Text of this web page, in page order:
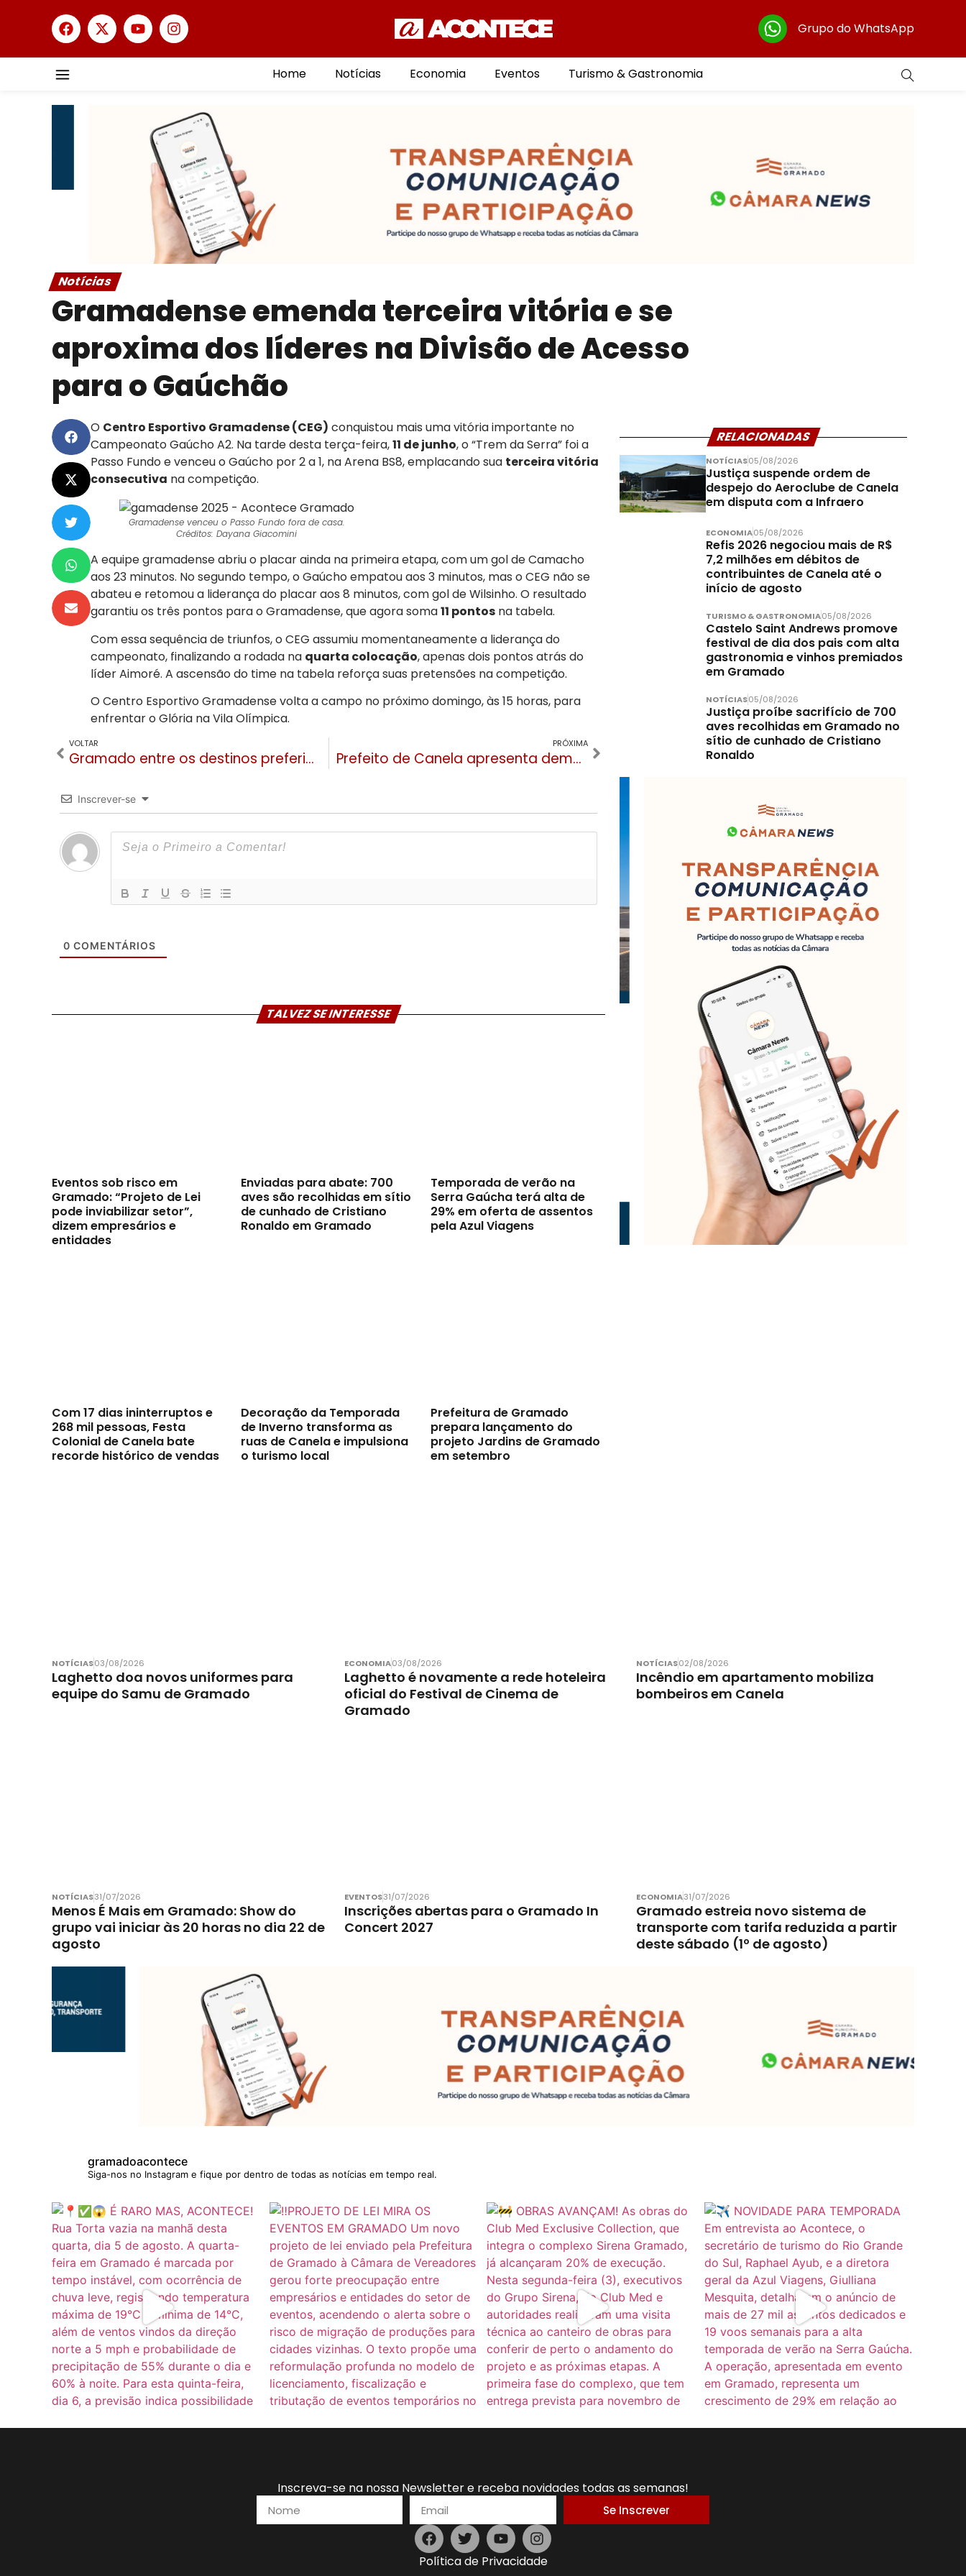
Grupo do WhatsApp
Home Notícias Economia Eventos Turismo & Gastronomia
Notícias
Gramadense emenda terceira vitória e se
aproxima dos líderes na Divisão de Acesso
para o Gaúchão
O Centro Esportivo Gramadense (CEG) conquistou mais uma vitória importante no
Campeonato Gaúcho A2. Na tarde desta terça-feira,11 de junho, o “Trem da Serra” foi a
Passo Fundo e venceu o Gaúcho por 2 a 1, na Arena BS8, emplacando sua terceira vitória
consecutiva na competição.
Gramadense venceu o Passo Fundo fora de casa.
Créditos: Dayana Giacomini
A equipe gramadense abriu o placar ainda na primeira etapa, com um gol de Camacho
aos 23 minutos. No segundo tempo, o Gaúcho empatou aos 3 minutos, mas o CEG não se
abateu e retomou a liderança do placar aos 8 minutos, com gol de Wilsinho. O resultado
garantiu os três pontos para o Gramadense, que agora soma11 pontosna tabela.
Com essa sequência de triunfos, o CEG assumiu momentaneamente a liderança do
campeonato, finalizando a rodada na quarta colocação, apenas dois pontos atrás do
líder Aimoré. A ascensão do time na tabela reforça suas pretensões na competição.
O Centro Esportivo Gramadense volta a campo no próximo domingo, às 15 horas, para
enfrentar o Glória na Vila Olímpica.
VOLTAR
Gramado entre os destinos preferidos para o Corpus Christi e Semana dos Namorados, aponta pesquisa
PRÓXIMA
Prefeito de Canela apresenta demandas da Saúde ao ministro Alexandre Padilha
Inscrever-se
0 COMENTÁRIOS
TALVEZ SE INTERESSE
Eventos sob risco em
Gramado: “Projeto de Lei
pode inviabilizar setor”,
dizem empresários e
entidades
Enviadas para abate: 700
aves são recolhidas em sítio
de cunhado de Cristiano
Ronaldo em Gramado
Temporada de verão na
Serra Gaúcha terá alta de
29% em oferta de assentos
pela Azul Viagens
Com 17 dias ininterruptos e
268 mil pessoas, Festa
Colonial de Canela bate
recorde histórico de vendas
Decoração da Temporada
de Inverno transforma as
ruas de Canela e impulsiona
o turismo local
Prefeitura de Gramado
prepara lançamento do
projeto Jardins de Gramado
em setembro
RELACIONADAS
NOTÍCIAS05/08/2026
Justiça suspende ordem de
despejo do Aeroclube de Canela
em disputa com a Infraero
ECONOMIA05/08/2026
Refis 2026 negociou mais de R$
7,2 milhões em débitos de
contribuintes de Canela até o
início de agosto
TURISMO & GASTRONOMIA05/08/2026
Castelo Saint Andrews promove
festival de dia dos pais com alta
gastronomia e vinhos premiados
em Gramado
NOTÍCIAS05/08/2026
Justiça proíbe sacrifício de 700
aves recolhidas em Gramado no
sítio de cunhado de Cristiano
Ronaldo
NOTÍCIAS03/08/2026
Laghetto doa novos uniformes para
equipe do Samu de Gramado
ECONOMIA03/08/2026
Laghetto é novamente a rede hoteleira
oficial do Festival de Cinema de
Gramado
NOTÍCIAS02/08/2026
Incêndio em apartamento mobiliza
bombeiros em Canela
NOTÍCIAS31/07/2026
Menos É Mais em Gramado: Show do
grupo vai iniciar às 20 horas no dia 22 de
agosto
EVENTOS31/07/2026
Inscrições abertas para o Gramado In
Concert 2027
ECONOMIA31/07/2026
Gramado estreia novo sistema de
transporte com tarifa reduzida a partir
deste sábado (1º de agosto)
gramadoacontece
Siga-nos no Instagram e fique por dentro de todas as notícias em tempo real.
Inscreva-se na nossa Newsletter e receba novidades todas as semanas!
Se Inscrever
Política de Privacidade